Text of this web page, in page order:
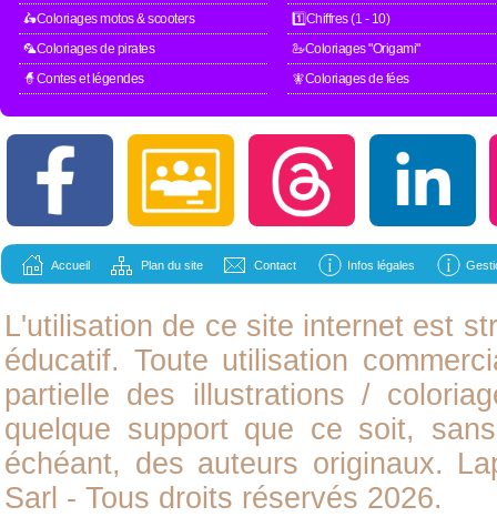
🛵Coloriages motos & scooters
1️⃣Chiffres (1 - 10)
🦜Coloriages de pirates
🦢Coloriages "Origami"
🧙Contes et légendes
🧚Coloriages de fées
Accueil Plan du site Contact Infos légales
L'utilisation de ce site internet est
éducatif. Toute utilisation
partielle des illustrations /
quelque support que ce soit,
échéant, des auteurs originaux.
Sarl - Tous droits réservés 2026.